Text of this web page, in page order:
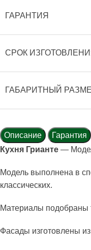
ГАРАНТИЯ
СРОК
ГАБАРИТНЫЙ
Описание Гарантия
Кухня Грианте —
Модель выполнена в
классических.
Материалы подобраны
Фасады изготовлены